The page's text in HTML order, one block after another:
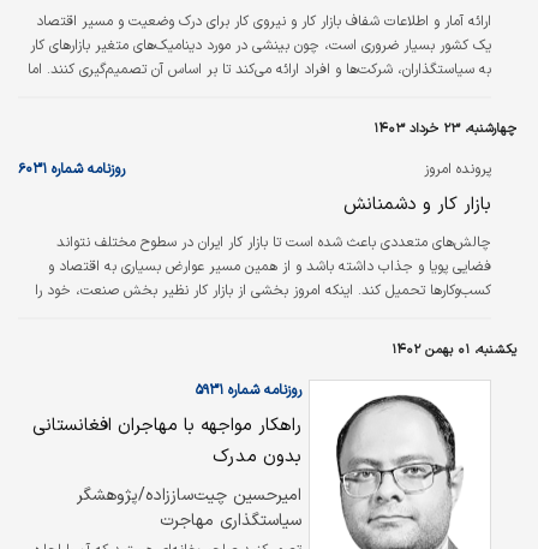
ارائه آمار و اطلاعات شفاف بازار کار و نیروی کار برای درک وضعیت و مسیر اقتصاد
یک کشور بسیار ضروری است، چون بینشی در مورد دینامیک‌‌‌های متغیر بازارهای کار
به سیاستگذاران، شرکت‌ها و افراد ارائه می‌کند تا بر اساس آن تصمیم‌گیری کنند. اما
این کمبود به‌‌‌ویژه در مواجهه با تغییرات سریع بازار کار احساس می‌شود. بر همین
اساس، جاب‌‌‌ویژن در راستای مسوولیت اجتماعی خود، به صورت منظم گزارش‌‌‌های
مربوط به وضعیت بازار کار را…
چهارشنبه، ۲۳ خرداد ۱۴۰۳
پرونده امروز روزنامه شماره ۶۰۳۱
بازار کار و دشمنانش
چالش‌‌‌های متعددی باعث شده است تا بازار کار ایران در سطوح مختلف نتواند
فضایی پویا و جذاب داشته باشد و از همین مسیر عوارض بسیاری به اقتصاد و
کسب‌وکارها تحمیل کند. اینکه امروز بخشی از بازار کار نظیر بخش صنعت، خود را
میلیونی جمعیت غیرفعال نصیبی نمی‌‌‌برد، عمدتا به دلیل چالش‌‌‌هاست. دستمزد و
چالش عقب‌ماندن از تورم یکی از مسائلی است که باعث شده است تا نرخ مشارکت
اقتصادی در ایران به یکی از کمترین سطوح خود در دهه اخیر…
یکشنبه، ۰۱ بهمن ۱۴۰۲
روزنامه شماره ۵۹۳۱
راهکار مواجهه با مهاجران افغانستانی
بدون مدرک
امیرحسین چیت‏‏‌ساززاده/پژوهشگر
سیاستگذاری مهاجرت